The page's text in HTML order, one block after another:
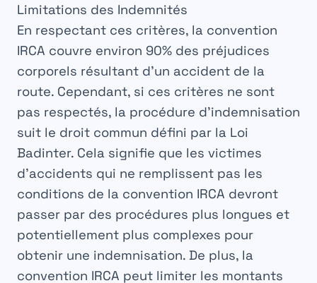
Limitations des Indemnités
En respectant ces critères, la convention
IRCA couvre environ 90% des préjudices
corporels résultant d’un accident de la
route. Cependant, si ces critères ne sont
pas respectés, la procédure d’indemnisation
suit le droit commun défini par la Loi
Badinter. Cela signifie que les victimes
d’accidents qui ne remplissent pas les
conditions de la convention IRCA devront
passer par des procédures plus longues et
potentiellement plus complexes pour
obtenir une indemnisation. De plus, la
convention IRCA peut limiter les montants